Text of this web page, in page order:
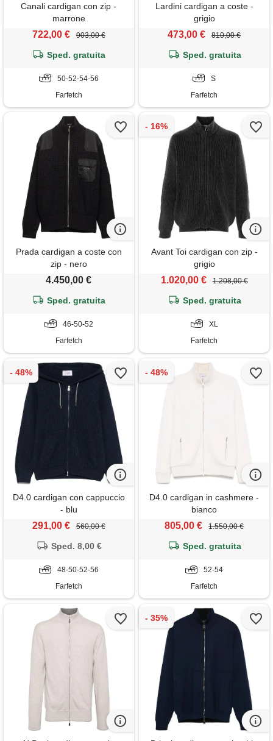
Canali cardigan con zip -
marrone
722,00 € 903,00 €
Sped. gratuita
50-52-54-56
Farfetch
Lardini cardigan a coste -
grigio
473,00 € 810,00 €
Sped. gratuita
S
Farfetch
Prada cardigan a coste con
zip - nero
4.450,00 €
Sped. gratuita
46-50-52
Farfetch
Avant Toi cardigan con zip -
grigio
1.020,00 € 1.208,00 €
Sped. gratuita
XL
Farfetch
D4.0 cardigan con cappuccio
- blu
291,00 € 560,00 €
Sped. 8,00 €
48-50-52-56
Farfetch
D4.0 cardigan in cashmere -
bianco
805,00 € 1.550,00 €
Sped. gratuita
52-54
Farfetch